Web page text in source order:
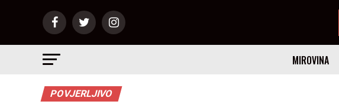
MIROVINA
POVJERLJIVO